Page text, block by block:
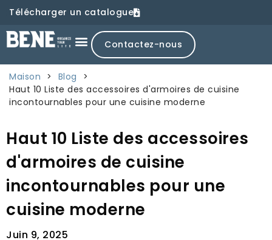
Télécharger un catalogue
Contactez-nous
Maison > Blog
>
Haut 10 Liste des accessoires d'armoires de cuisine
incontournables pour une cuisine moderne
Haut 10 Liste des accessoires
d'armoires de cuisine
incontournables pour une
cuisine moderne
Juin 9, 2025